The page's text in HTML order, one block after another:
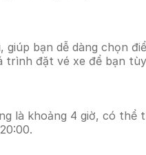
bạn dễ dàng chọn
đặt vé xe để bạn
là khoảng 4 giờ, có